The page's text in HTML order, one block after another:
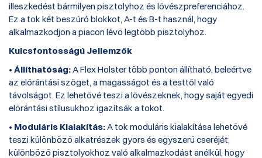
illeszkedést bármilyen pisztolyhoz és lövészpreferenciához.
Ez a tok két beszúró blokkot, A-t és B-t használ, hogy
alkalmazkodjon a piacon lévő legtöbb pisztolyhoz.
Kulcsfontosságú Jellemzők
• Állíthatóság:A Flex Holster több ponton állítható, beleértve
az előrántási szöget, a magasságot és a testtől való
távolságot. Ez lehetővé teszi a lövészeknek, hogy saját egyedi
előrántási stílusukhoz igazítsák a tokot.
• Moduláris Kialakítás:A tok moduláris kialakítása lehetővé
teszi különböző alkatrészek gyors és egyszerű cseréjét,
különböző pisztolyokhoz való alkalmazkodást anélkül, hogy